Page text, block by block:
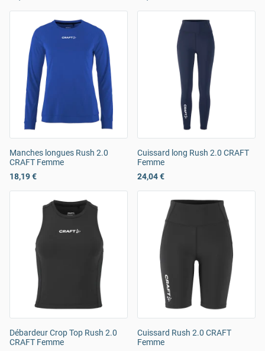
Manches longues Rush 2.0
CRAFT Femme
18,19 €
Cuissard long Rush 2.0 CRAFT
Femme
24,04 €
Débardeur Crop Top Rush 2.0
CRAFT Femme
Cuissard Rush 2.0 CRAFT
Femme